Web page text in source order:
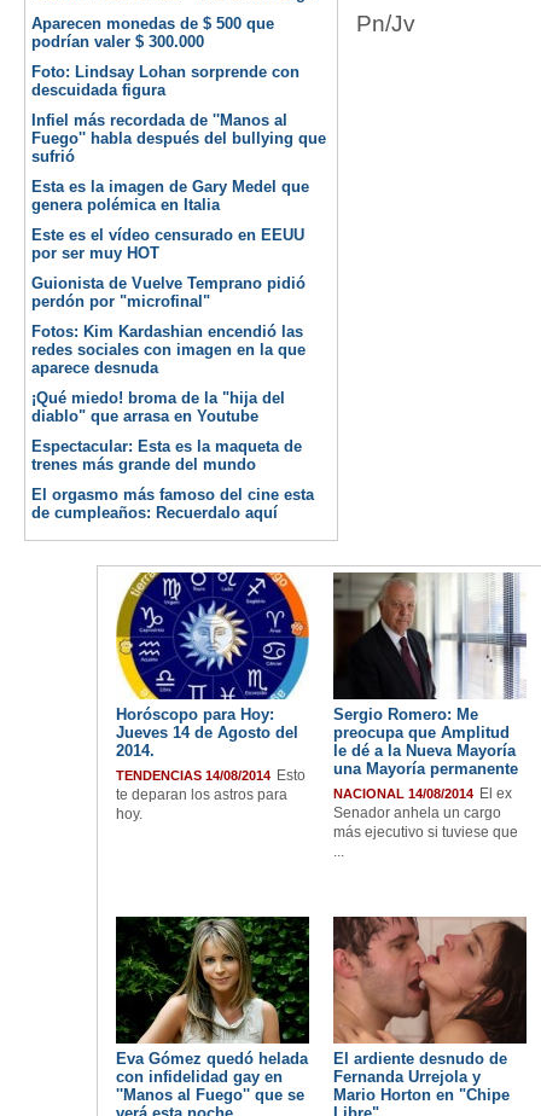
Aparecen monedas de $ 500 que
podrían valer $ 300.000
Foto: Lindsay Lohan sorprende con
descuidada figura
Infiel más recordada de ''Manos al
Fuego'' habla después del bullying que
sufrió
Esta es la imagen de Gary Medel que
genera polémica en Italia
Este es el vídeo censurado en EEUU
por ser muy HOT
Guionista de Vuelve Temprano pidió
perdón por "microfinal"
Fotos: Kim Kardashian encendió las
redes sociales con imagen en la que
aparece desnuda
¡Qué miedo! broma de la "hija del
diablo" que arrasa en Youtube
Espectacular: Esta es la maqueta de
trenes más grande del mundo
El orgasmo más famoso del cine esta
de cumpleaños: Recuerdalo aquí
Pn/Jv
Horóscopo para Hoy:
Jueves 14 de Agosto del
2014.
TENDENCIAS 14/08/2014 Esto
te deparan los astros para
hoy.
Sergio Romero: Me
preocupa que Amplitud
le dé a la Nueva Mayoría
una Mayoría permanente
NACIONAL 14/08/2014 El ex
Senador anhela un cargo
más ejecutivo si tuviese que
...
Eva Gómez quedó helada
con infidelidad gay en
''Manos al Fuego'' que se
El ardiente desnudo de
Fernanda Urrejola y
Mario Horton en "Chipe